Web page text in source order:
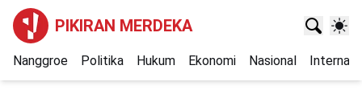
PIKIRAN MERDEKA
Nanggroe Politika Hukum Ekonomi Nasional